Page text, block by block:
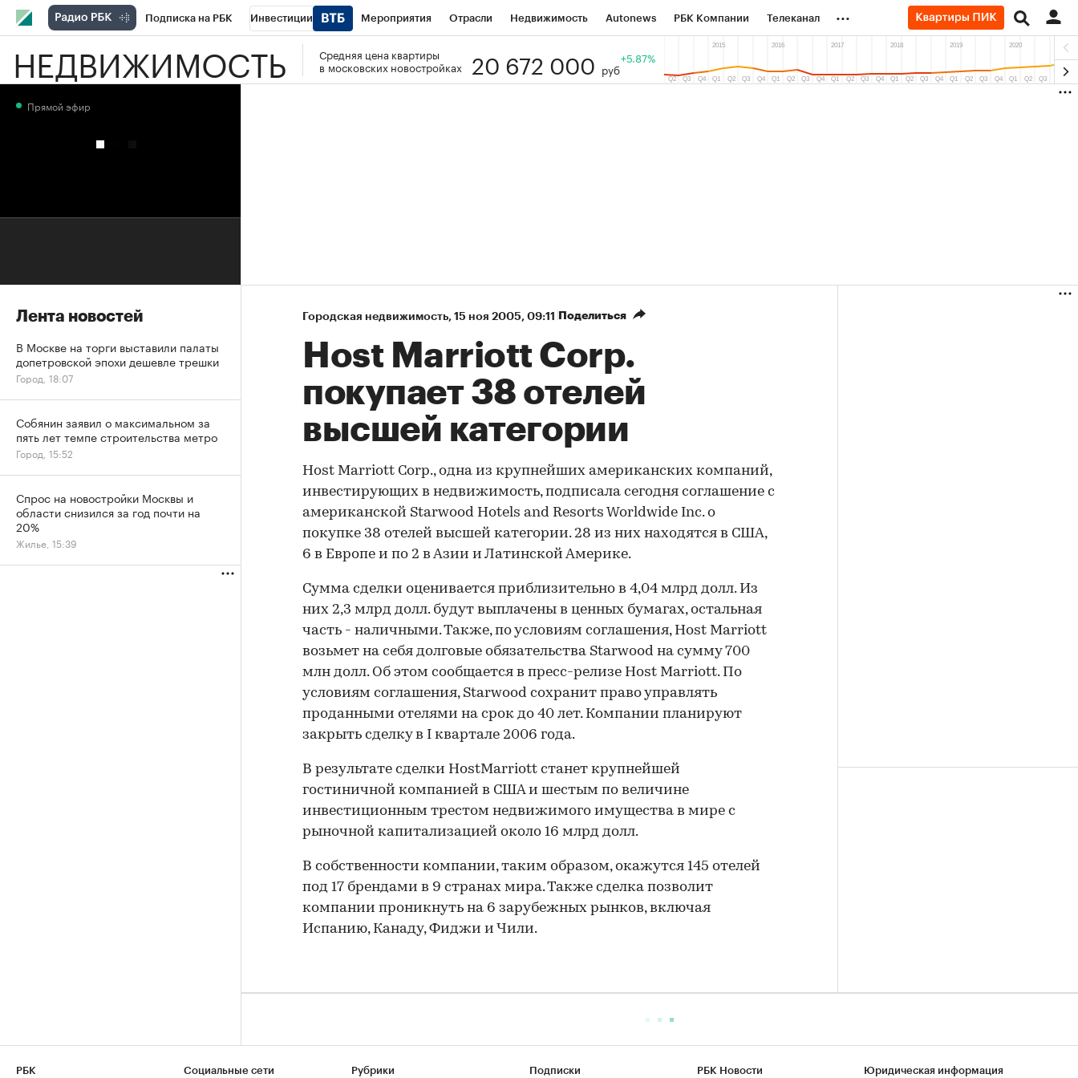
Подписка на РБК Инвестиции Мероприятия Отрасли Недвижимость Autonews РБК Компании Телеканал
РБК Вино Спорт Школа управления РБК РБК Образование Тренды
...
НЕДВИЖИМОСТЬ
Средняя цена квартиры
в московских новостройках
20 672 000 руб
+5.87%
Городская недвижимость⁠, 15 ноя 2005, 09:11 Поделиться
Host Marriott Corp.
покупает 38 отелей
высшей категории
Host Marriott Corp., одна из крупнейших американских компаний,
инвестирующих в недвижимость, подписала сегодня соглашение с
американской Starwood Hotels and Resorts Worldwide Inc. о
покупке 38 отелей высшей категории. 28 из них находятся в США,
6 в Европе и по 2 в Азии и Латинской Америке.
Сумма сделки оценивается приблизительно в 4,04 млрд долл. Из
них 2,3 млрд долл. будут выплачены в ценных бумагах, остальная
часть - наличными. Также, по условиям соглашения, Host Marriott
возьмет на себя долговые обязательства Starwood на сумму 700
млн долл. Об этом сообщается в пресс-релизе Host Marriott. По
условиям соглашения, Starwood сохранит право управлять
проданными отелями на срок до 40 лет. Компании планируют
закрыть сделку в I квартале 2006 года.
В результате сделки HostMarriott станет крупнейшей
гостиничной компанией в США и шестым по величине
инвестиционным трестом недвижимого имущества в мире с
рыночной капитализацией около 16 млрд долл.
В собственности компании, таким образом, окажутся 145 отелей
под 17 брендами в 9 странах мира. Также сделка позволит
компании проникнуть на 6 зарубежных рынков, включая
Испанию, Канаду, Фиджи и Чили.
Прямой эфир
Лента новостей
В Москве на торги выставили палаты
допетровской эпохи дешевле трешки
Город, 18:07
Собянин заявил о максимальном за
пять лет темпе строительства метро
Город, 15:52
Спрос на новостройки Москвы и
области снизился за год почти на
20%
Жилье, 15:39
Спрос на ипотеку в июле вернулся к
РБК Социальные сети Рубрики Подписки РБК Новости Юридическая информация